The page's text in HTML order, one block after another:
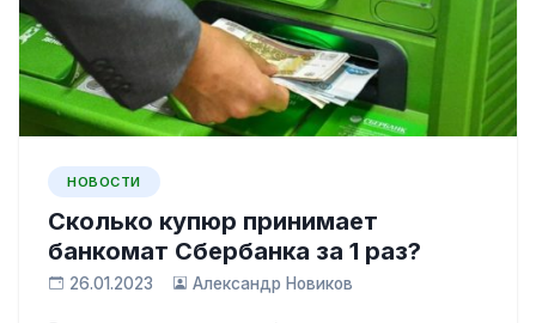
НОВОСТИ
Сколько купюр принимает
банкомат Сбербанка за 1 раз?
26.01.2023 Александр Новиков